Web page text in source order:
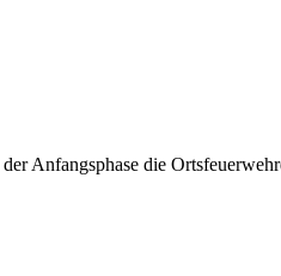
Anfangsphase die